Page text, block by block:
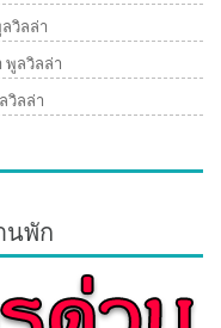
วิลล่า
พูลวิลล่า
วิลล่า
นพัก